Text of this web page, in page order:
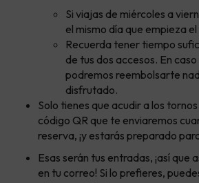
Si viajas de miércoles a
el mismo día que empieza
Recuerda tener tiempo
de tus dos accesos. En
podremos reembolsarte
disfrutado.
Solo tienes que acudir a los
código QR que te enviaremos
reserva, ¡y estarás preparado
Esas serán tus entradas, ¡así que
en tu correo! Si lo prefieres,